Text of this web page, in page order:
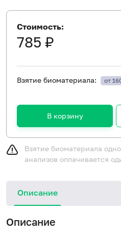
Стоимость:
785 ₽
Взятие биоматериала: от
В корзину
Взятие биоматериала
анализов оплачивается
Описание
Описание